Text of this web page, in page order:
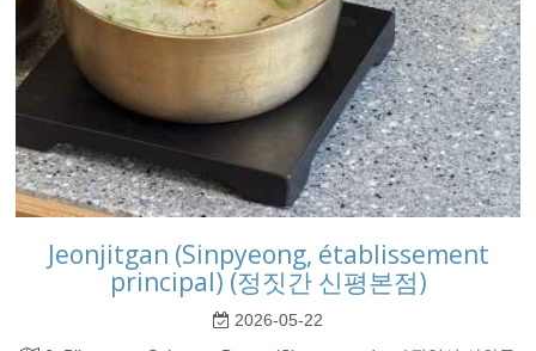
Jeonjitgan (Sinpyeong, établissement
principal) (정짓간 신평본점)
2026-05-22